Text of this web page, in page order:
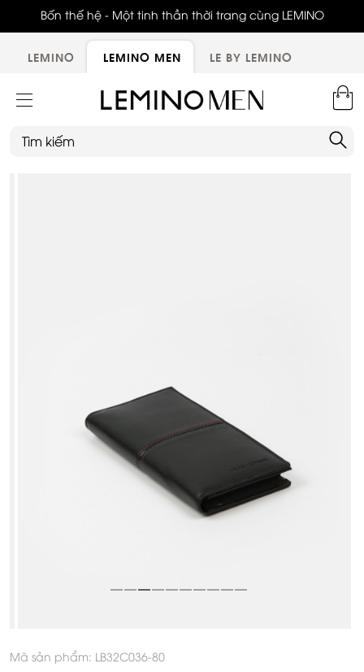
Bốn thế hệ - Một tinh thần thời trang cùng LEMINO
LEMINO LEMINO MEN LE BY LEMINO
Mã sản phẩm: LB32C036-80